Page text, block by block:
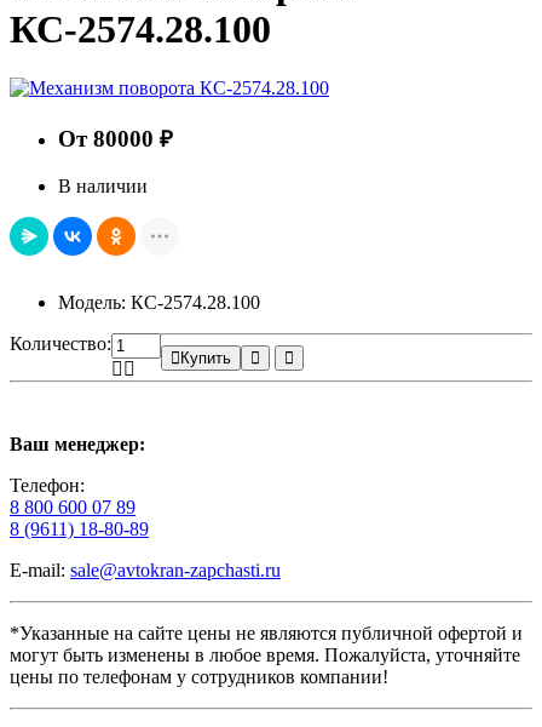
КС-2574.28.100
От 80000 ₽
В наличии
Модель: КС-2574.28.100
Количество:
Купить
Ваш менеджер:
Телефон:
8 800 600 07 89
8 (9611) 18-80-89
E-mail: sale@avtokran-zapchasti.ru
*Указанные на сайте цены не являются публичной офертой и
могут быть изменены в любое время. Пожалуйста, уточняйте
цены по телефонам у сотрудников компании!